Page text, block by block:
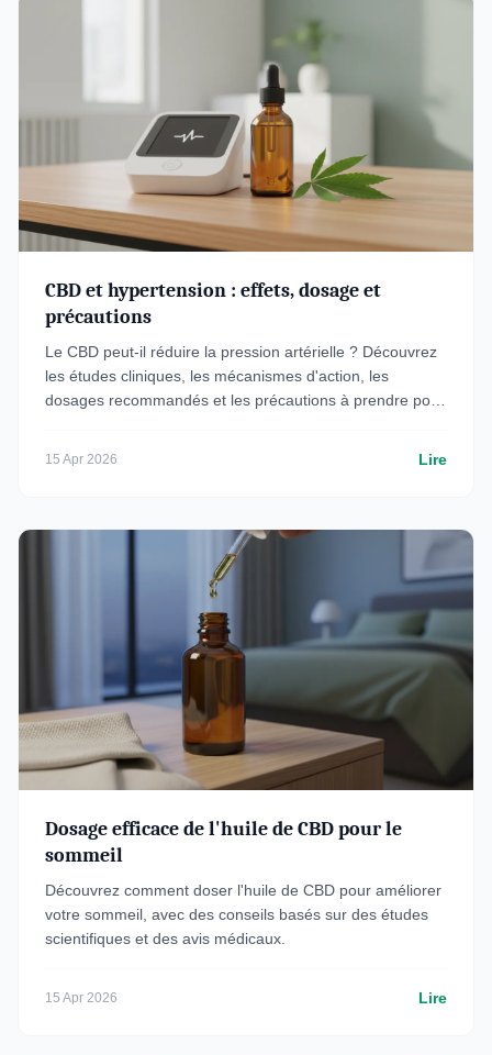
CBD et hypertension : effets, dosage et
précautions
Le CBD peut-il réduire la pression artérielle ? Découvrez
les études cliniques, les mécanismes d'action, les
dosages recommandés et les précautions à prendre pour
15 Apr 2026 Lire
Dosage efficace de l'huile de CBD pour le
sommeil
Découvrez comment doser l'huile de CBD pour améliorer
votre sommeil, avec des conseils basés sur des études
scientifiques et des avis médicaux.
15 Apr 2026 Lire